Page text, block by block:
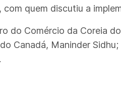
quem discutiu a
do Comércio da Coreia
Canadá, Maninder